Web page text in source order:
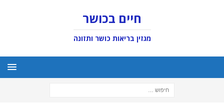
חיים בכושר
מגזין בריאות כושר ותזונה